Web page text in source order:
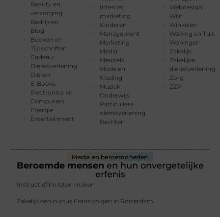
Beauty en
verzorging
Bedrijven
Blog
Boeken en
Tijdschriften
Cadeau
Dienstverlening
Dieren
E-Books
Electronica en
Computers
Energie
Entertainment
Internet
marketing
Kinderen
Management
Marketing
Media
Meubels
Mode en
Kleding
Muziek
Onderwijs
Particuliere
dienstverlening
Rechten
Webdesign
Wijn
Winkelen
Woning en Tuin
Woningen
Zakelijk
Zakelijke
dienstverlening
Zorg
ZZP
Media en beroemdheden
Beroemde mensen en hun onvergetelijke
erfenis
Instructiefilm laten maken
Zakelijk een cursus Frans volgen in Rotterdam